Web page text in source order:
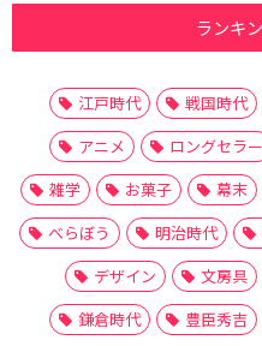
ランキ
江戸時代 戦国時代
アニメ
ロングセラー
雑学
お菓子 幕末
べらぼう
明治時代
デザイン
文房具
鎌倉時代
豊臣秀吉